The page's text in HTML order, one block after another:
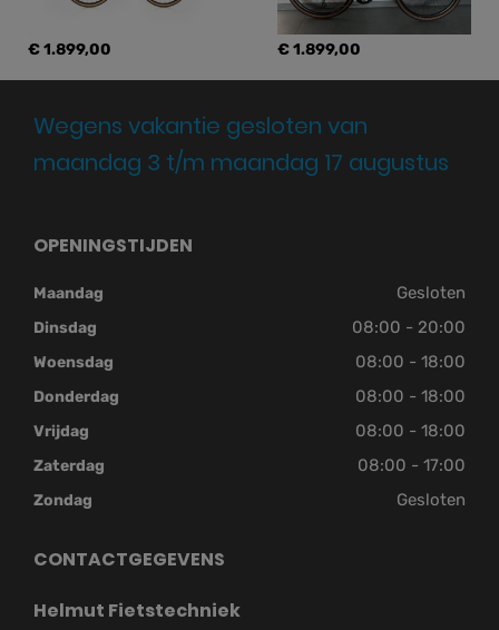
€ 1.899,00 € 1.899,00
Wegens vakantie gesloten van
maandag 3 t/m maandag 17 augustus
OPENINGSTIJDEN
Maandag Gesloten
Dinsdag 08:00 - 20:00
Woensdag 08:00 - 18:00
Donderdag 08:00 - 18:00
Vrijdag 08:00 - 18:00
Zaterdag 08:00 - 17:00
Zondag Gesloten
CONTACTGEGEVENS
Helmut Fietstechniek